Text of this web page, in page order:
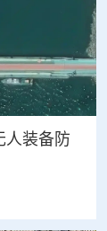
人装备防